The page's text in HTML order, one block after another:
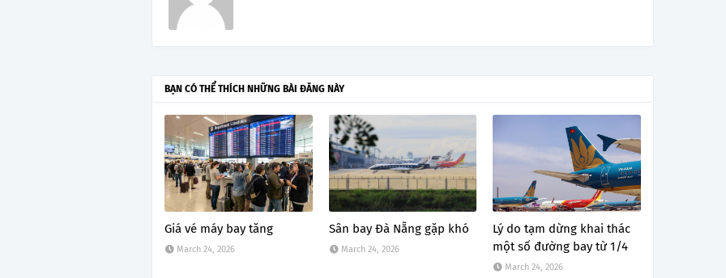
BẠN CÓ THỂ THÍCH NHỮNG BÀI ĐĂNG NÀY
Giá vé máy bay tăng
March 24, 2026
Sân bay Đà Nẵng gặp khó
March 24, 2026
Lý do tạm dừng khai thác
một số đường bay từ 1/4
March 24, 2026